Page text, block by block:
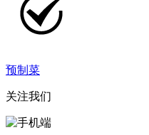
预制菜
关注我们